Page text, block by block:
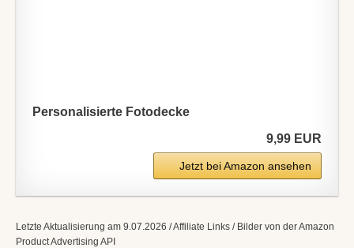
Personalisierte Fotodecke
9,99 EUR
Jetzt bei Amazon ansehen
Letzte Aktualisierung am 9.07.2026 / Affiliate Links / Bilder von der Amazon
Product Advertising API